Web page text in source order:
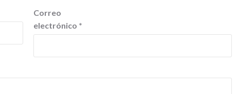
Correo
electrónico *